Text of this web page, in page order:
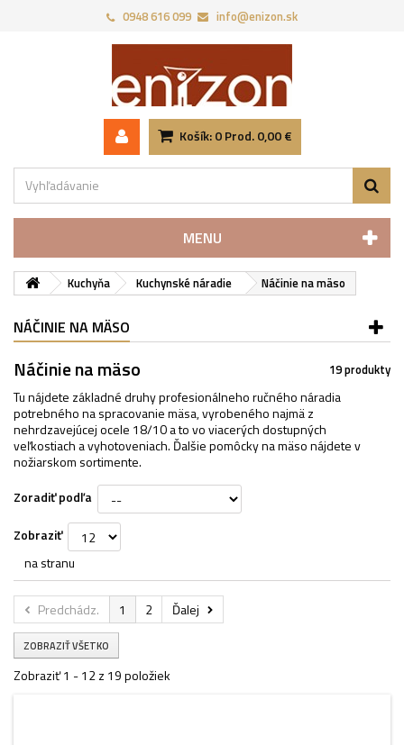
0948 616 099 info@enizon.sk
Košík: 0 Prod. 0,00 €
MENU
Kuchyňa Kuchynské náradie Náčinie na mäso
NÁČINIE NA MÄSO
Náčinie na mäso 19 produkty
Tu nájdete základné druhy profesionálneho ručného náradia
potrebného na spracovanie mäsa, vyrobeného najmä z
nehrdzavejúcej ocele 18/10 a to vo viacerých dostupných
veľkostiach a vyhotoveniach. Ďalšie pomôcky na mäso nájdete v
nožiarskom sortimente.
Zoradiť podľa
Zobraziť
na stranu
Predchádz. 1 2 Ďalej
ZOBRAZIŤ VŠETKO
Zobraziť 1 - 12 z 19 položiek